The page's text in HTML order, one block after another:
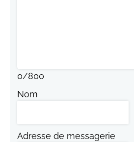
0/800
Nom
Adresse de messagerie